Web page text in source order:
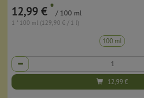
12,99 € * / 100 ml
1 * 100 ml (129,90 € / 1 l)
100 ml
Anzahl
12,99€